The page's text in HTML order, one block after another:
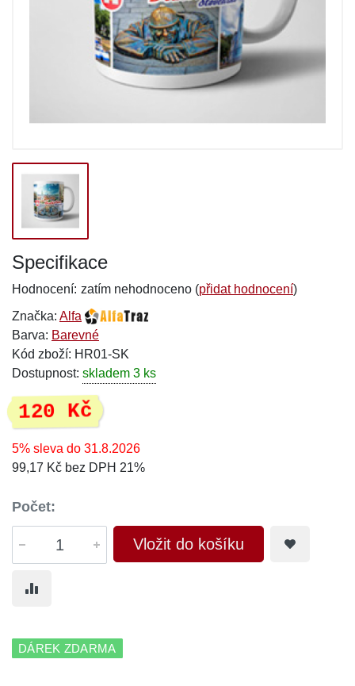
Specifikace
Hodnocení: zatím nehodnoceno (přidat hodnocení)
Značka: Alfa
Barva: Barevné
Kód zboží: HR01-SK
Dostupnost: skladem 3 ks
120 Kč
5% sleva do 31.8.2026
99,17 Kč bez DPH 21%
Počet:
Vložit do košíku
DÁREK ZDARMA